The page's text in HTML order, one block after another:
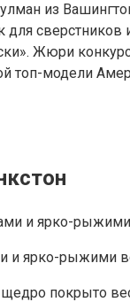
из
сверстников
Жюри
топ-модели
и ярко-рыжими
покрыто